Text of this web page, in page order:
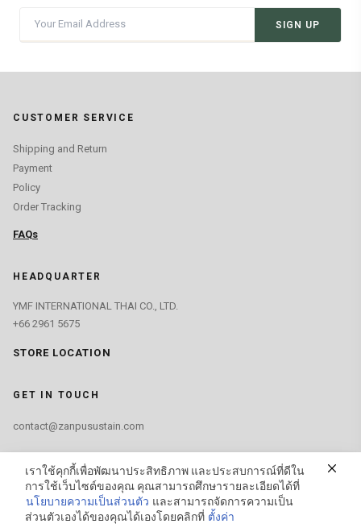
SIGN UP
CUSTOMER SERVICE
Shipping and Return
Payment
Policy
Order Tracking
FAQs
HEADQUARTER
YMF INTERNATIONAL THAI CO., LTD.
+66 2961 5675
STORE LOCATION
GET IN TOUCH
contact@zanpusustain.com
FIND US ON
เราใช้คุกกี้เพื่อพัฒนาประสิทธิภาพ และประสบการณ์ที่ดีใน
การใช้เว็บไซต์ของคุณ คุณสามารถศึกษารายละเอียดได้ที่
นโยบายความเป็นส่วนตัว และสามารถจัดการความเป็น
ส่วนตัวเองได้ของคุณได้เองโดยคลิกที่ ตั้งค่า